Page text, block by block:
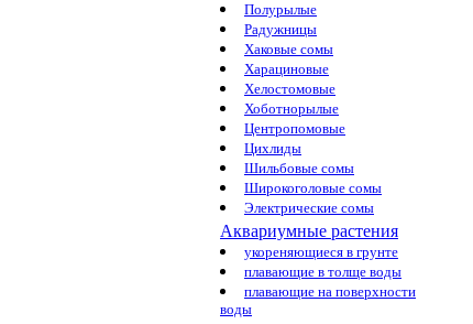
Полурылые
Радужницы
Хаковые сомы
Харациновые
Хелостомовые
Хоботнорылые
Центропомовые
Цихлиды
Шильбовые сомы
Широкоголовые сомы
Электрические сомы
Аквариумные растения
укореняющиеся в грунте
плавающие в толще воды
плавающие на поверхности
воды